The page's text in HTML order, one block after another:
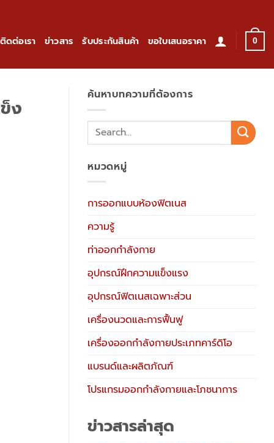
ติดต่อเรา ข่าวสาร รับประกันสินค้า ขอใบเสนอราคา 0
ง
ค้นหาบทความที่ต้องการ
หมวดหมู่
การออกแบบห้องฟิตเนส
ความรู้
ท่าออกกำลังกาย
อุปกรณ์ฝึกความแข็งแรง
อุปกรณ์ฟิตเนสเฉพาะส่วน
เครื่องนวดและการฟื้นฟู
เครื่องออกกำลังกายประเภทคาร์ดิโอ
แบรนด์และผลิตภัณฑ์
โปรแกรมออกกำลังกายและโภชนาการ
ข่าวสารล่าสุด